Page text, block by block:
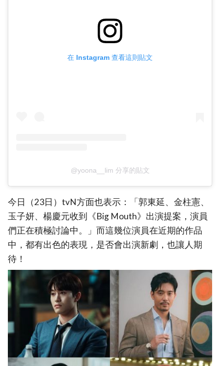
在 Instagram 查看這則貼文
@yoona__lim 分享的貼文
今日（23日）tvN方面也表示：「郭東延、金柱憲、
玉子妍、楊慶元收到《Big Mouth》出演提案，演員
們正在積極討論中。」而這幾位演員在近期的作品
中，都有出色的表現，是否會出演新劇，也讓人期
待！